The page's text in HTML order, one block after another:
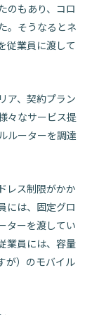
のもあり、コロ
。そうなるとネ
従業員に渡して
ア、契約プラン
々なサービス提
ルーターを調達
レス制限がかか
には、固定グロ
ターを渡してい
業員には、容量
が）のモバイル